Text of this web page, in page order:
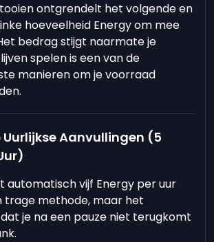
ontgrendelt het volgende en
hoeveelheid Energy om mee
bedrag stijgt naarmate je
spelen is een van de
manieren om je voorraad
Aanvullingen (5
automatisch vijf Energy per uur
trage methode, maar het
je na een pauze niet terugkomt